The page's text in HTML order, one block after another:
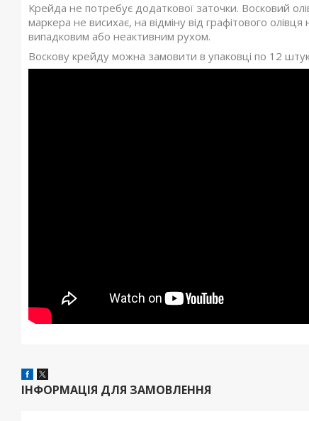
Крейда не потребує додаткової заточки. Восковий
маркера не висихає, на відміну від графітового
випадковим або неактивним рухом.
Воскову крейду можна замовити в упаковці по 12
ІНФОРМАЦІЯ ДЛЯ ЗАМОВЛЕННЯ